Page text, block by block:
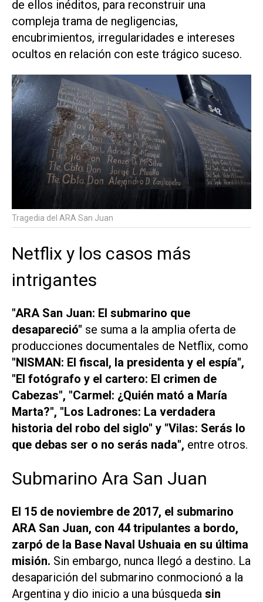
de ellos inéditos, para reconstruir una
compleja trama de negligencias,
encubrimientos, irregularidades e intereses
ocultos en relación con este trágico suceso.
Tragedia del ARA San Juan
Netflix y los casos más
intrigantes
"ARA San Juan: El submarino que
desapareció" se suma a la amplia oferta de
producciones documentales de Netflix, como
"NISMAN: El fiscal, la presidenta y el espía",
"El fotógrafo y el cartero: El crimen de
Cabezas", "Carmel: ¿Quién mató a María
Marta?", "Los Ladrones: La verdadera
historia del robo del siglo" y "Vilas: Serás lo
que debas ser o no serás nada", entre otros.
Submarino Ara San Juan
El 15 de noviembre de 2017, el submarino
ARA San Juan, con 44 tripulantes a bordo,
zarpó de la Base Naval Ushuaia en su última
misión. Sin embargo, nunca llegó a destino. La
desaparición del submarino conmocionó a la
Argentina y dio inicio a una búsqueda sin